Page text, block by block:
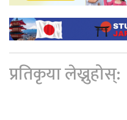
प्रतिकृया लेख्नुहोस्: